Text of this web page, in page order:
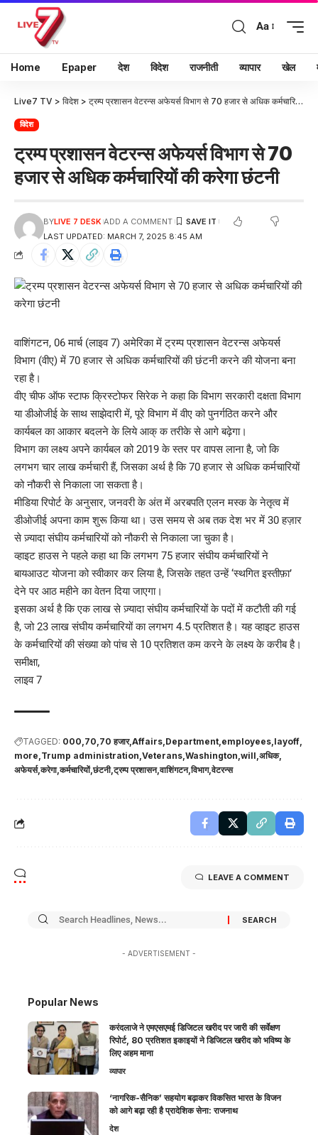
Aa
Home Epaper देश विदेश राजनीती व्यापार खेल
Live7 TV > विदेश > ट्रम्प प्रशासन वेटरन्स अफेयर्स विभाग से 70 हजार से अधिक कर्मचारियों की करेगा छंटनी
विदेश
ट्रम्प प्रशासन वेटरन्स अफेयर्स विभाग से 70
हजार से अधिक कर्मचारियों की करेगा छंटनी
LAST UPDATED: MARCH 7, 2025 8:45 AM
BYLIVE 7 DESK ADD A COMMENT
वाशिंगटन, 06 मार्च (लाइव 7) अमेरिका में ट्रम्प प्रशासन वेटरन्स अफेयर्स
विभाग (वीए) में 70 हजार से अधिक कर्मचारियों की छंटनी करने की योजना बना
रहा है।
वीए चीफ ऑफ स्टाफ क्रिस्टोफर सिरेक ने कहा कि विभाग सरकारी दक्षता विभाग
या डीओजीई के साथ साझेदारी में, पूरे विभाग में वीए को पुनर्गठित करने और
कार्यबल का आकार बदलने के लिये आक् क तरीके से आगे बढ़ेगा।
विभाग का लक्ष्य अपने कार्यबल को 2019 के स्तर पर वापस लाना है, जो कि
लगभग चार लाख कर्मचारी हैं, जिसका अर्थ है कि 70 हजार से अधिक कर्मचारियों
को नौकरी से निकाला जा सकता है।
मीडिया रिपोर्ट के अनुसार, जनवरी के अंत में अरबपति एलन मस्क के नेतृत्व में
डीओजीई अपना काम शुरू किया था। उस समय से अब तक देश भर में 30 हज़ार
से ज़्यादा संघीय कर्मचारियों को नौकरी से निकाला जा चुका है।
व्हाइट हाउस ने पहले कहा था कि लगभग 75 हजार संघीय कर्मचारियों ने
बायआउट योजना को स्वीकार कर लिया है, जिसके तहत उन्हें ‘स्थगित इस्तीफ़ा’
देने पर आठ महीने का वेतन दिया जाएगा।
इसका अर्थ है कि एक लाख से ज़्यादा संघीय कर्मचारियों के पदों में कटौती की गई
है, जो 23 लाख संघीय कर्मचारियों का लगभग 4.5 प्रतिशत है। यह व्हाइट हाउस
के कर्मचारियों की संख्या को पांच से 10 प्रतिशत कम करने के लक्ष्य के करीब है।
समीक्षा,
लाइव 7
TAGGED: 000 70 70 हजार Affairs Department employees layoff
more Trump administration Veterans Washington will अधिक
अफेयर्स करेगा कर्मचारियों छंटनी ट्रम्प प्रशासन वाशिंगटन विभाग वेटरन्स
LEAVE A COMMENT
- ADVERTISEMENT -
Popular News
करंदलाजे ने एमएसएमई डिजिटल खरीद पर जारी की सर्वेक्षण
रिपोर्ट, 80 प्रतिशत इकाइयों ने डिजिटल खरीद को भविष्य के
लिए अहम माना
व्यापार
‘नागरिक-सैनिक’ सहयोग बढ़ाकर विकसित भारत के विजन
को आगे बढ़ा रही है प्रादेशिक सेना: राजनाथ
देश